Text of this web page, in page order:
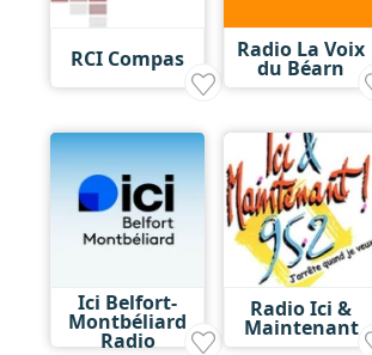
RCI Compas Radio La Voix
du Béarn
Ici Belfort-
Montbéliard
Radio
Radio Ici &
Maintenant